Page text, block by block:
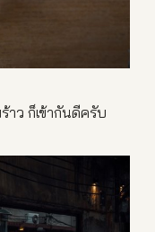
ว ก็เข้ากันดีครับ